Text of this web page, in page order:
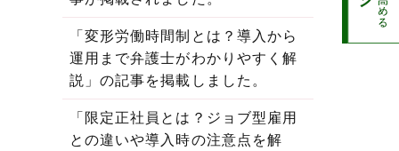
「変形労働時間制とは？導入から
運用まで弁護士がわかりやすく解
説」の記事を掲載しました。
「限定正社員とは？ジョブ型雇用
との違いや導入時の注意点を解